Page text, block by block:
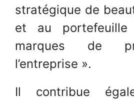
stratégique de
et au portefeuille
marques de
l’entreprise ».
Il contribue